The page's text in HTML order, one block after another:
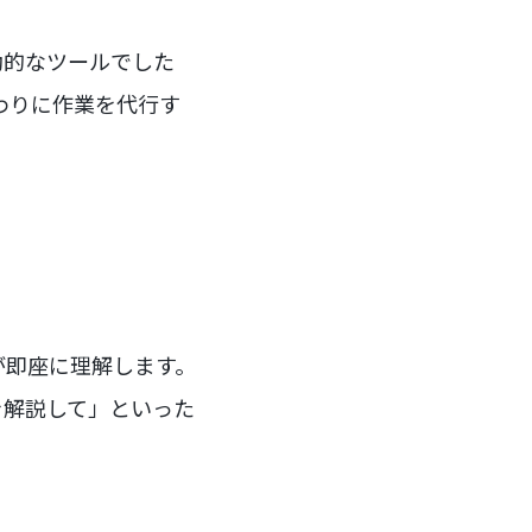
なツールでした
に作業を代行す
座に理解します。
説して」といった